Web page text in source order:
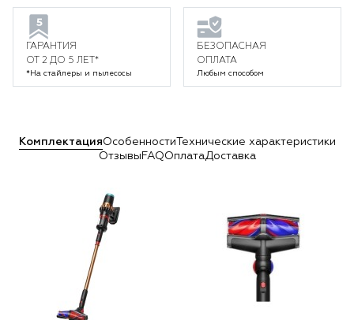
ГАРАНТИЯ
ОТ 2 ДО 5 ЛЕТ*
*На стайлеры и пылесосы
БЕЗОПАСНАЯ
ОПЛАТА
Любым способом
КомплектацияОсобенностиТехнические характеристики
Отзывы FAQОплатаДоставка